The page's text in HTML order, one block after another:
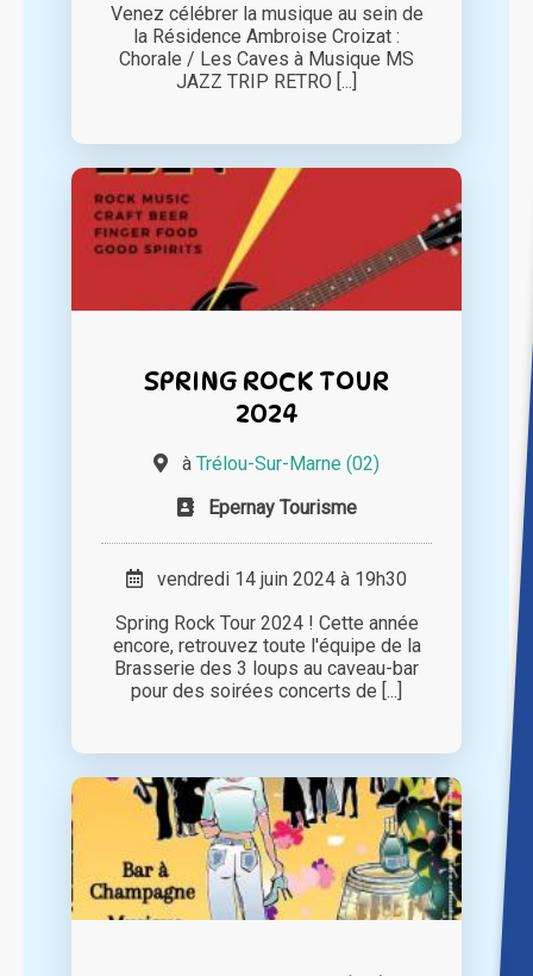
Venez célébrer la musique au sein de
la Résidence Ambroise Croizat :
Chorale / Les Caves à Musique MS
JAZZ TRIP RETRO [...]
SPRING ROCK TOUR
2024
à Trélou-Sur-Marne (02)
Epernay Tourisme
vendredi 14 juin 2024 à 19h30
Spring Rock Tour 2024 ! Cette année
encore, retrouvez toute l'équipe de la
Brasserie des 3 loups au caveau-bar
pour des soirées concerts de [...]